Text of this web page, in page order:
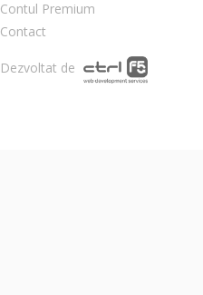
Contul Premium
Contact
Dezvoltat de